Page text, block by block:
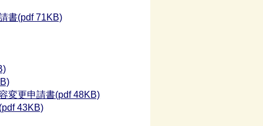
書(pdf 71KB)
変更申請書(pdf 48KB)
43KB)